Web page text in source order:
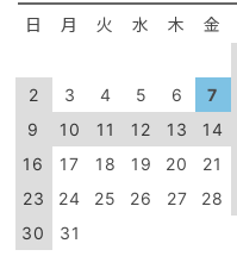
日 月 火 水 木 金
2
3 4 5 6 7
9
10 11 12 13 14
16
17 18 19 20 21
23
24 25 26 27 28
30
31